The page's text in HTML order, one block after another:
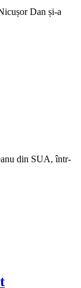
Dan și-a
din SUA, într-